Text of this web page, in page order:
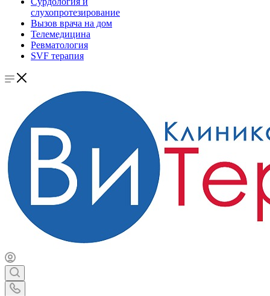
слухопротезирование
Вызов врача на дом
Телемедицина
Ревматология
SVF терапия